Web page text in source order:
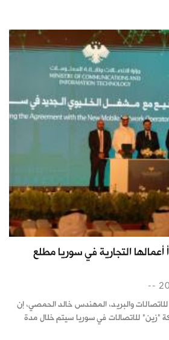
التجارية في سوريا مطلع
--
والبريد، المهندس ‏خالد الحمصي، إن
‌‏"زين" للاتصالات في سوريا سيتم خلال ‏مدة